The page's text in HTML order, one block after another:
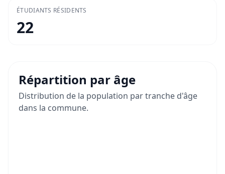
ÉTUDIANTS RÉSIDENTS
22
Répartition par âge
Distribution de la population par tranche d'âge
dans la commune.